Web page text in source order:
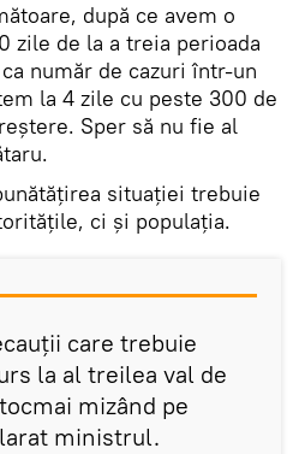
după ce avem o
zile de la a treia perioada
număr de cazuri într-un
la 4 zile cu peste 300 de
Sper să nu fie al
situației trebuie
ci şi populaţia.
care trebuie
la al treilea val de
mizând pe
ministrul.